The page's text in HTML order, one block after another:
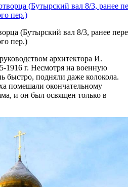
(Бутырский вал 8/3, ранее
пер.)
архитектора И.
1916 г. Несмотря на военную
быстро, подняли даже колокола.
помешали окончательному
и он был освящен только в